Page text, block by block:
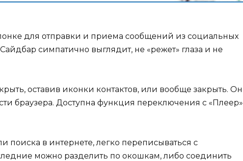
для отправки и приема сообщений из социальных
симпатично выглядит, не «режет» глаза и не
оставив иконки контактов, или вообще закрыть. Он
браузера. Доступна функция переключения с «Плеер»
поиска в интернете, легко переписываться с
можно разделить по окошкам, либо соединить